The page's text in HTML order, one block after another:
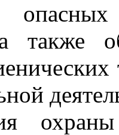
также